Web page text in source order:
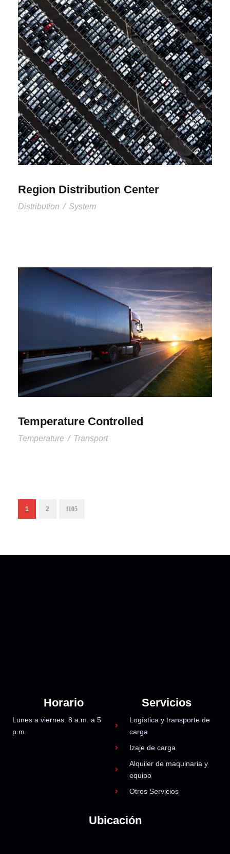
Region Distribution Center
Distribution / System
Temperature Controlled
Temperature / Transport
1 2
Horario
Lunes a viernes: 8 a.m. a 5
p.m.
Servicios
Logística y transporte de
carga
Izaje de carga
Alquiler de maquinaria y
equipo
Otros Servicios
Ubicación